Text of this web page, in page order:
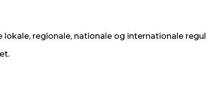
regionale, nationale og internationale